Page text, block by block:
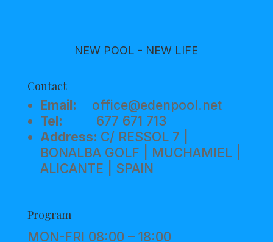
3
NEW POOL - NEW LIFE
Contact
Email: office@edenpool.net
Tel: 677 671 713
Address: C/ RESSOL 7 |
BONALBA GOLF | MUCHAMIEL |
ALICANTE | SPAIN
Program
MON-FRI 08:00 – 18:00